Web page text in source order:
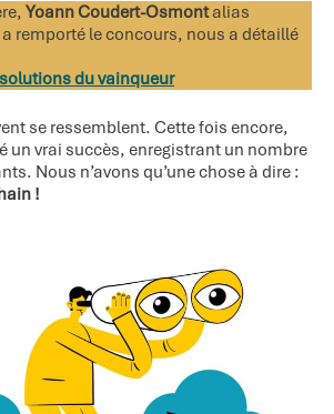
Yoann Coudert-Osmontalias
remporté le concours, nous a détaillé
solutions du vainqueur
se ressemblent. Cette fois encore,
un vrai succès, enregistrant un nombre
Nous n’avons qu’une chose à dire :
!